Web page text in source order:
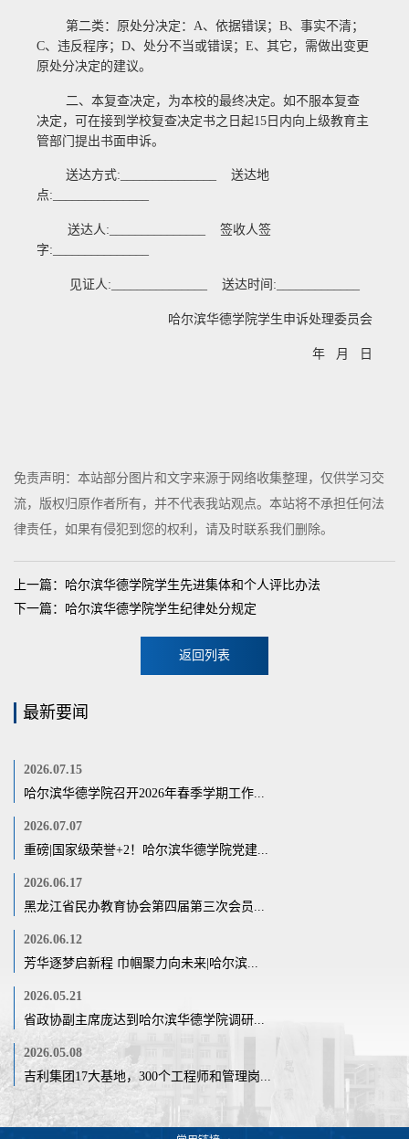
第二类：原处分决定： A、依据错误；B、事实不清；
C、违反程序；D、处分不当或错误；E、其它，需做出变更
原处分决定的建议。
二、本复查决定，为本校的最终决定。如不服本复查
决定，可在接到学校复查决定书之日起15 日内向上级教育主
管部门提出书面申诉。
送达方式:_______________送达地
点:_______________
送达人 :_______________ 签收人签
字:_______________
见证人 :_______________送达时间 :____
哈尔滨华德学院学生申诉处理委员会
年 月 日
免责声明：本站部分图片和文字来源于网络收集整理，仅供学习交
流，版权归原作者所有，并不代表我站观点。本站将不承担任何法
律责任，如果有侵犯到您的权利，请及时联系我们删除。
上一篇：哈尔滨华德学院学生先进集体和个人评比办法
下一篇：哈尔滨华德学院学生纪律处分规定
返回列表
最新要闻
2026.07.15
哈尔滨华德学院召开2026年春季学期工作...
2026.07.07
重磅|国家级荣誉+2！哈尔滨华德学院党建...
2026.06.17
黑龙江省民办教育协会第四届第三次会员...
2026.06.12
芳华逐梦启新程 巾帼聚力向未来|哈尔滨...
2026.05.21
省政协副主席庞达到哈尔滨华德学院调研...
2026.05.08
吉利集团17大基地，300个工程师和管理岗...